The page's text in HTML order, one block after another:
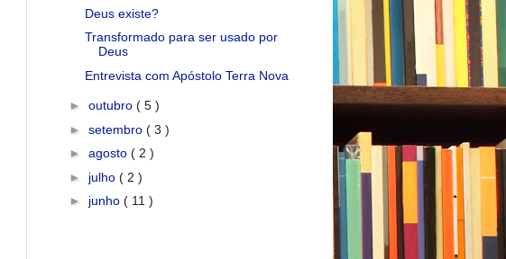
Deus existe?
Transformado para ser usado por
Deus
Entrevista com Apóstolo Terra Nova
► outubro ( 5 )
► setembro ( 3 )
► agosto ( 2 )
► julho ( 2 )
► junho ( 11 )